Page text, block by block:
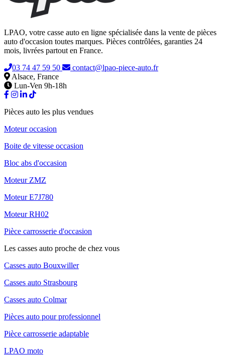
LPAO, votre casse auto en ligne spécialisée dans la vente de pièces
auto d'occasion toutes marques. Pièces contrôlées, garanties 24
mois, livrées partout en France.
03 74 47 59 50
contact@lpao-piece-auto.fr
Alsace, France
Lun-Ven 9h-18h
Pièces auto les plus vendues
Moteur occasion
Boite de vitesse occasion
Bloc abs d'occasion
Moteur ZMZ
Moteur E7J780
Moteur RH02
Pièce carrosserie d'occasion
Les casses auto proche de chez vous
Casses auto Bouxwiller
Casses auto Strasbourg
Casses auto Colmar
Pièces auto pour professionnel
Pièce carrosserie adaptable
LPAO moto